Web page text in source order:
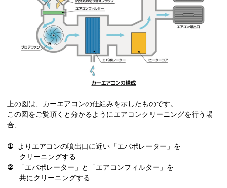
上の図は、カーエアコンの仕組みを示したものです。
この図をご覧頂くと分かるようにエアコンクリーニングを行う場
合、
① よりエアコンの噴出口に近い「エバポレーター」を
クリーニングする
② 「エバポレーター」と「エアコンフィルター」を
共にクリーニングする